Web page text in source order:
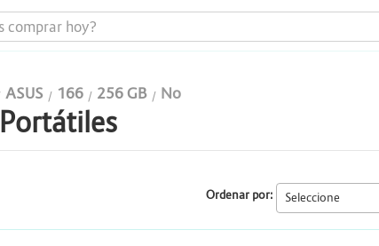
Todo en uno
Computadores
ASUS 166 256 GB No
Portátiles
Ordenar por: